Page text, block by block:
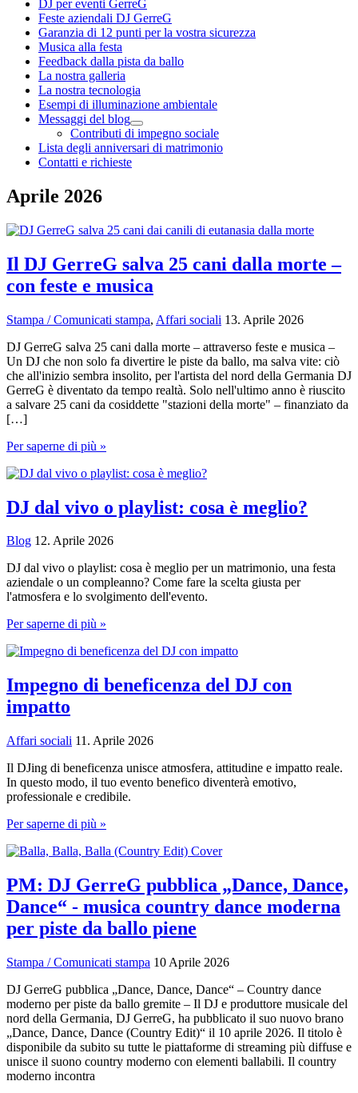
DJ per eventi GerreG
Feste aziendali DJ GerreG
Garanzia di 12 punti per la vostra sicurezza
Musica alla festa
Feedback dalla pista da ballo
La nostra galleria
La nostra tecnologia
Esempi di illuminazione ambientale
Messaggi del blog
Contributi di impegno sociale
Lista degli anniversari di matrimonio
Contatti e richieste
Aprile 2026
Il DJ GerreG salva 25 cani dalla morte –
con feste e musica
Stampa / Comunicati stampa, Affari sociali 13. Aprile 2026
DJ GerreG salva 25 cani dalla morte – attraverso feste e musica –
Un DJ che non solo fa divertire le piste da ballo, ma salva vite: ciò
che all'inizio sembra insolito, per l'artista del nord della Germania DJ
GerreG è diventato da tempo realtà. Solo nell'ultimo anno è riuscito
a salvare 25 cani da cosiddette "stazioni della morte" – finanziato da
[…]
Il
GerreG
25
cani
morte
–
con
feste
e
musica
Per saperne di più »
DJ dal vivo o playlist: cosa è meglio?
Blog 12. Aprile 2026
DJ dal vivo o playlist: cosa è meglio per un matrimonio, una festa
aziendale o un compleanno? Come fare la scelta giusta per
l'atmosfera e lo svolgimento dell'evento.
DJ
vivo
playlist:
cosa
è
Per saperne di più »
Impegno di beneficenza del DJ con
impatto
Affari sociali 11. Aprile 2026
Il DJing di beneficenza unisce atmosfera, attitudine e impatto reale.
In questo modo, il tuo evento benefico diventerà emotivo,
professionale e credibile.
Impegno
beneficenza
DJ
con
impatto
Per saperne di più »
PM: DJ GerreG pubblica „Dance, Dance,
Dance“ - musica country dance moderna
per piste da ballo piene
Stampa / Comunicati stampa 10 Aprile 2026
DJ GerreG pubblica „Dance, Dance, Dance“ – Country dance
moderno per piste da ballo gremite – Il DJ e produttore musicale del
nord della Germania, DJ GerreG, ha pubblicato il suo nuovo brano
„Dance, Dance, Dance (Country Edit)“ il 10 aprile 2026. Il titolo è
disponibile da subito su tutte le piattaforme di streaming più diffuse e
unisce il suono country moderno con elementi ballabili. Il country
moderno incontra